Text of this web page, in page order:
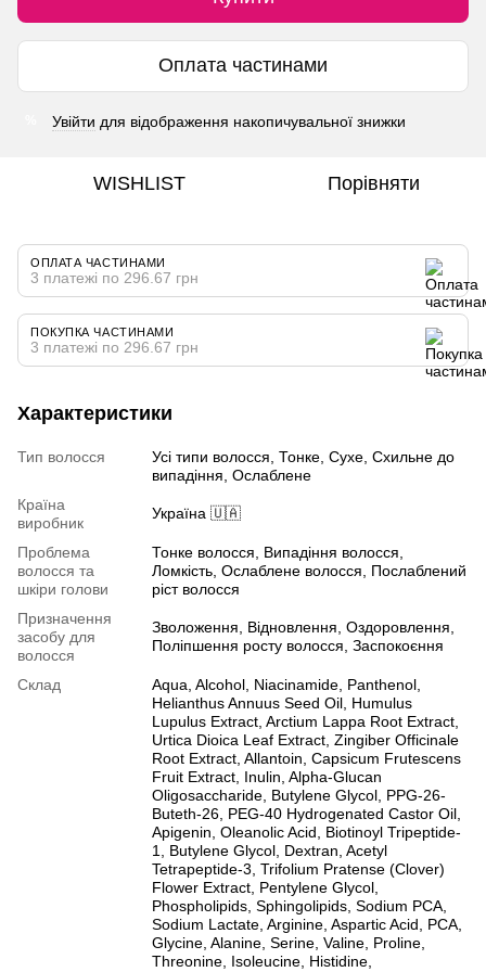
Оплата частинами
Увійти для відображення накопичувальної знижки
WISHLIST Порівняти
ОПЛАТА ЧАСТИНАМИ
3 платежі по 296.67 грн
ПОКУПКА ЧАСТИНАМИ
3 платежі по 296.67 грн
Характеристики
Тип волосся
Усі типи волосся, Тонке, Сухе, Схильне до
випадіння, Ослаблене
Країна
виробник
Україна 🇺🇦
Проблема
волосся та
шкіри голови
Тонке волосся, Випадіння волосся,
Ломкість, Ослаблене волосся, Послаблений
ріст волосся
Призначення
засобу для
волосся
Зволоження, Відновлення, Оздоровлення,
Поліпшення росту волосся, Заспокоєння
Склад
Aqua, Alcohol, Niacinamide, Panthenol,
Helianthus Annuus Seed Oil, Humulus
Lupulus Extract, Arctium Lappa Root Extract,
Urtica Dioica Leaf Extract, Zingiber Officinale
Root Extract, Allantoin, Capsicum Frutescens
Fruit Extract, Inulin, Alpha-Glucan
Oligosaccharide, Butylene Glycol, PPG-26-
Buteth-26, PEG-40 Hydrogenated Castor Oil,
Apigenin, Oleanolic Acid, Biotinoyl Tripeptide-
1, Butylene Glycol, Dextran, Acetyl
Tetrapeptide-3, Trifolium Pratense (Clover)
Flower Extract, Pentylene Glycol,
Phospholipids, Sphingolipids, Sodium PCA,
Sodium Lactate, Arginine, Aspartic Acid, PCA,
Glycine, Alanine, Serine, Valine, Proline,
Threonine, Isoleucine, Histidine,